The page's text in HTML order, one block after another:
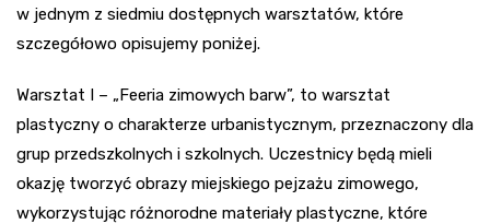
w jednym z siedmiu dostępnych warsztatów, które
szczegółowo opisujemy poniżej.
Warsztat I – „Feeria zimowych barw”, to warsztat
plastyczny o charakterze urbanistycznym, przeznaczony dla
grup przedszkolnych i szkolnych. Uczestnicy będą mieli
okazję tworzyć obrazy miejskiego pejzażu zimowego,
wykorzystując różnorodne materiały plastyczne, które